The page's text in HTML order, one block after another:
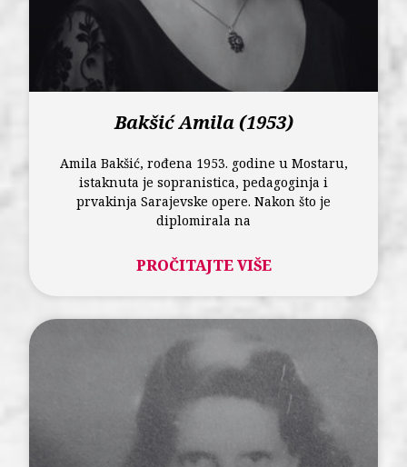
Bakšić Amila (1953)
Amila Bakšić, rođena 1953. godine u Mostaru,
istaknuta je sopranistica, pedagoginja i
prvakinja Sarajevske opere. Nakon što je
diplomirala na
PROČITAJTE VIŠE